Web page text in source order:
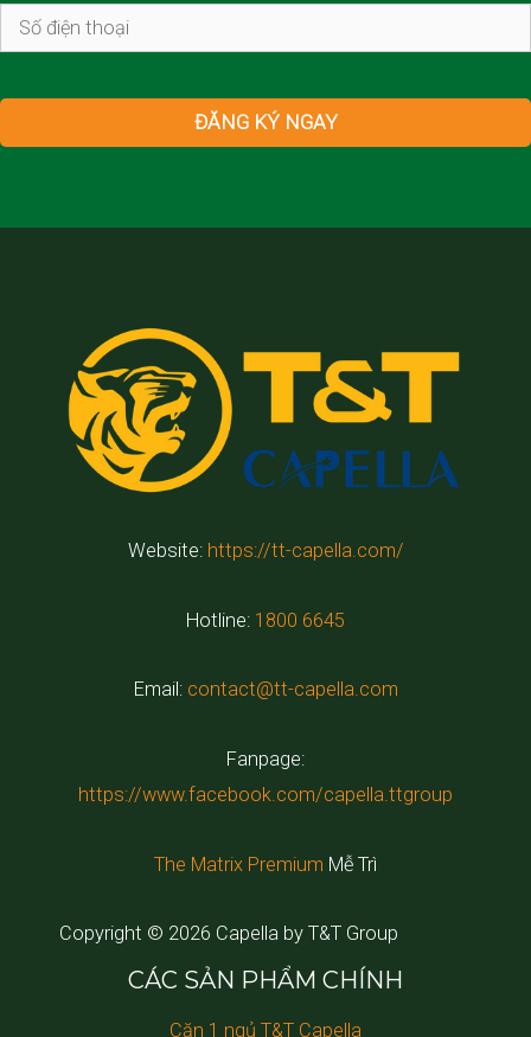
Website: https://tt-capella.com/
Hotline: 1800 6645
Email: contact@tt-capella.com
Fanpage:
https://www.facebook.com/capella.ttgroup
The Matrix Premium Mễ Trì
Copyright © 2026 Capella by T&T Group
CÁC SẢN PHẨM CHÍNH
Căn 1 ngủ T&T Capella